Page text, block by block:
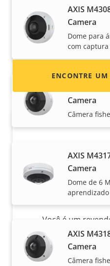
AXIS
Camera
Dome para
com
Camera
Câmera
AXIS
Camera
Dome de 6
AXIS
Camera
Câmera
Interessado em se
Encontre
distribuidores de
ENCONTRE
Torne-se um
Você é um
integrador de
parceiros em
mundo. Descubra